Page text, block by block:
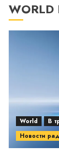
WORLD
World В
Новости